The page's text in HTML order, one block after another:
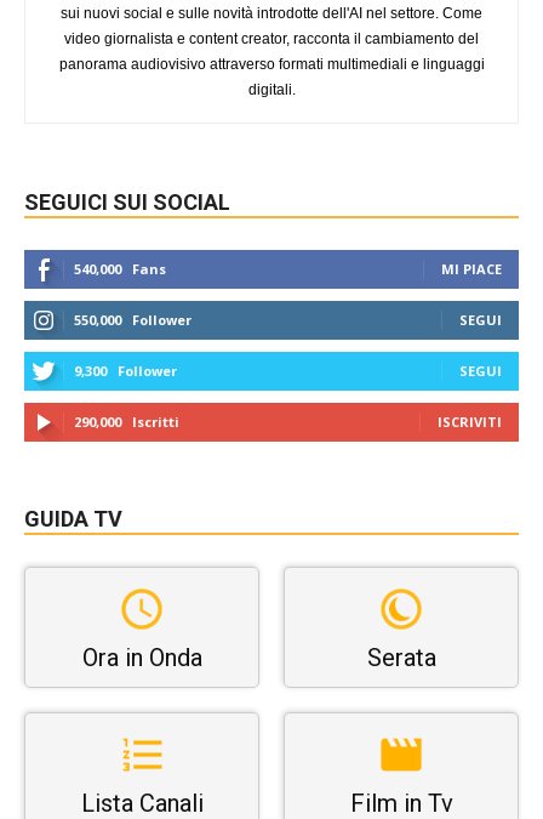
sui nuovi social e sulle novità introdotte dell'AI nel settore. Come
video giornalista e content creator, racconta il cambiamento del
panorama audiovisivo attraverso formati multimediali e linguaggi
digitali.
SEGUICI SUI SOCIAL
540,000 Fans MI PIACE
550,000 Follower SEGUI
9,300 Follower SEGUI
290,000 Iscritti ISCRIVITI
GUIDA TV
Ora in Onda Serata
Lista Canali Film in Tv